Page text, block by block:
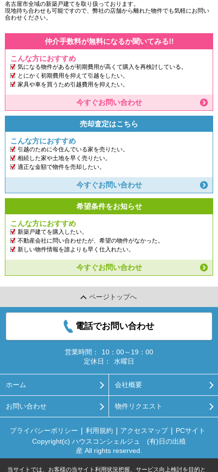
名古屋市全域の新築戸建てを取り扱っております。
現地待ち合わせも可能ですので、弊社の店舗から離れた物件でも気軽にお問い
合わせください。
仲介手数料が無料になるか聞いてみる!!
こんな方におすすめ
気になる物件があるが初期費用が高くて購入を再検討している。
とにかく初期費用を抑えて引越をしたい。
家具や車を買うため引越費用を抑えたい。
今すぐお問い合わせ
売却査定はこちら
こんな方におすすめ
引越のために今住んでいる家を売りたい。
相続した家や土地を早く売りたい。
適正な金額で物件を売却したい。
今すぐお問い合わせ
希望条件をお知らせ
こんな方におすすめ
新築戸建てを購入したい。
不動産会社に問い合わせたが、希望の物件がなかった。
新しい物件情報を誰よりも早く仕入れたい。
今すぐお問い合わせ
ページトップへ
電話でお問い合わせ
営業時間：
10：00～19：00
定休日：
水曜日
ホーム 会社概要
お問い合わせ 物件リクエスト
プライバシーポリシー 利用規約 アクセスマップ
PCサイト
Copyright(c) ハウスコンシェルジュ (有)日の出殖
産 All rights reserved.
当サイトでは、お客様の当サイト利用状況把握、サービス向上検討を目的と